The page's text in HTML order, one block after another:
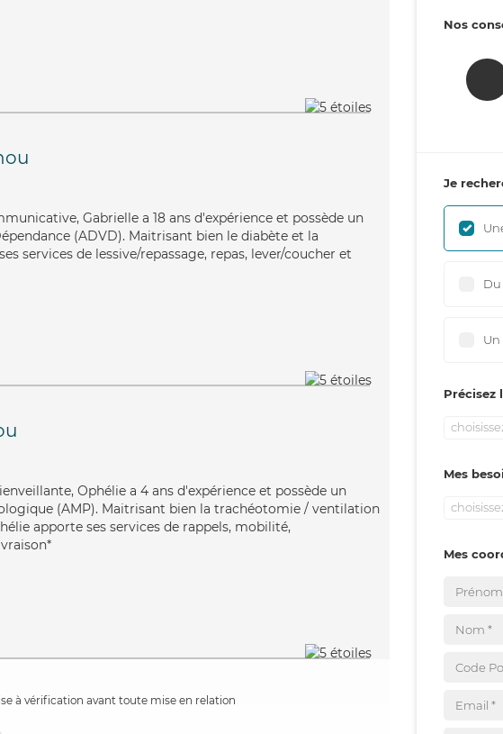
Gabrielle a 18 ans d'expérience et possède un
(ADVD). Maitrisant bien le diabète et la
services de lessive/repassage, repas, lever/coucher et
Ophélie a 4 ans d'expérience et possède un
(AMP). Maitrisant bien la trachéotomie / ventilation
apporte ses services de rappels, mobilité,
à vérification avant toute mise en relation
Nos
Je
Précisez
Mes
Mes